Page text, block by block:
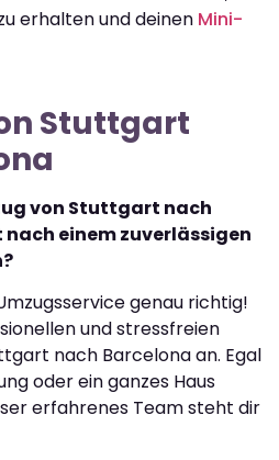
erhalten und deinen Mini-
Stuttgart
von Stuttgart nach
einem zuverlässigen
genau richtig!
und stressfreien
nach Barcelona an. Egal
oder ein ganzes Haus
erfahrenes Team steht dir